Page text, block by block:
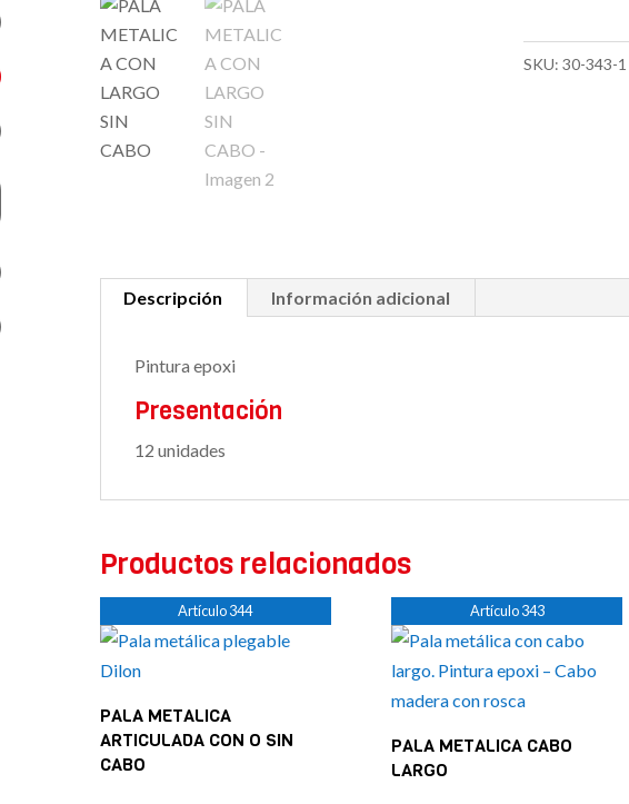
SKU: 30-343-1
Descripción Información adicional
Pintura epoxi
Presentación
12 unidades
Productos relacionados
Artículo 344
PALA METALICA
ARTICULADA CON O SIN
CABO
Artículo 343
PALA METALICA CABO
LARGO